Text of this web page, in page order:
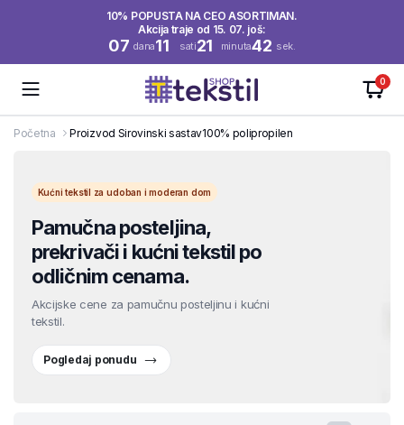
10% POPUSTA NA CEO ASORTIMAN.
Akcija traje od 15. 07. još:
07 dana11 sati21 minuta42 sek.
0
Početna Proizvod Sirovinski sastav100% polipropilen
Kućni tekstil za udoban i moderan dom
Pamučna posteljina,
prekrivači i kućni tekstil po
odličnim cenama.
Akcijske cene za pamučnu posteljinu i kućni
tekstil.
Pogledaj ponudu